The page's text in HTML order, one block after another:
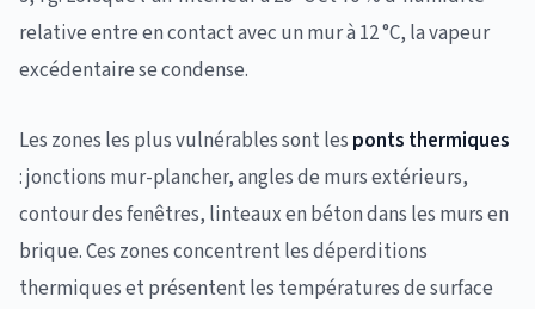
relative entre en contact avec un mur à 12 °C, la vapeur
excédentaire se condense.
Les zones les plus vulnérables sont les ponts thermiques
: jonctions mur-plancher, angles de murs extérieurs,
contour des fenêtres, linteaux en béton dans les murs en
brique. Ces zones concentrent les déperditions
thermiques et présentent les températures de surface